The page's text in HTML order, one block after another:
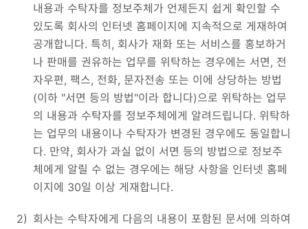
내용과 수탁자를 정보주체가 언제든지 쉽게 확인할 수
있도록 회사의 인터넷 홈페이지에 지속적으로 게재하여
공개합니다. 특히, 회사가 재화 또는 서비스를 홍보하거
나 판매를 권유하는 업무를 위탁하는 경우에는 서면, 전
자우편, 팩스, 전화, 문자전송 또는 이에 상당하는 방법
(이하 "서면 등의 방법"이라 합니다)으로 위탁하는 업무
의 내용과 수탁자를 정보주체에게 알려드립니다. 위탁하
는 업무의 내용이나 수탁자가 변경된 경우에도 동일합니
다. 만약, 회사가 과실 없이 서면 등의 방법으로 정보주
체에게 알릴 수 없는 경우에는 해당 사항을 인터넷 홈페
이지에 30일 이상 게재합니다.
2) 회사는 수탁자에게 다음의 내용이 포함된 문서에 의하여